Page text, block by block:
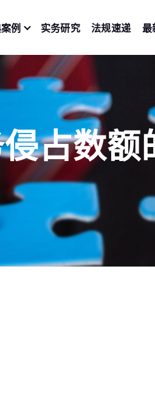
例 实务研究 法规速递 最
占数额